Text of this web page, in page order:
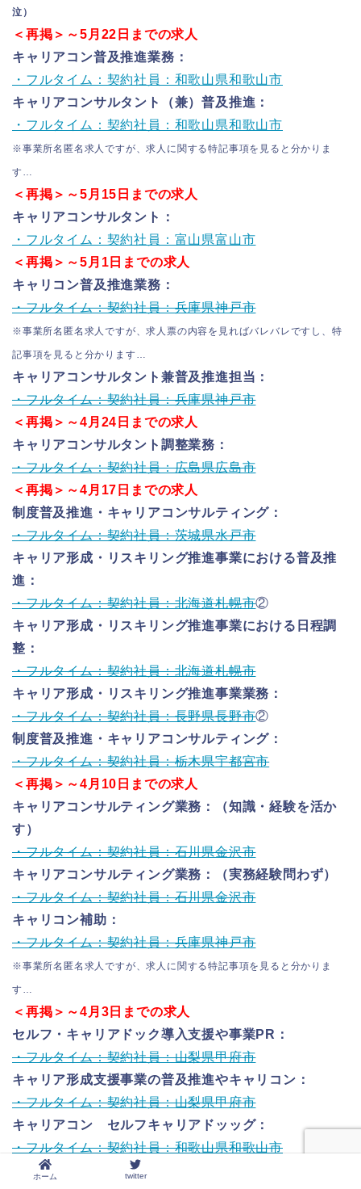
泣）
＜再掲＞～5月22日までの求人
キャリアコン普及推進業務：
・フルタイム：契約社員：和歌山県和歌山市
キャリアコンサルタント（兼）普及推進：
・フルタイム：契約社員：和歌山県和歌山市
※事業所名匿名求人ですが、求人に関する特記事項を見ると分かりま
す…
＜再掲＞～5月15日までの求人
キャリアコンサルタント：
・フルタイム：契約社員：富山県富山市
＜再掲＞～5月1日までの求人
キャリコン普及推進業務：
・フルタイム：契約社員：兵庫県神戸市
※事業所名匿名求人ですが、求人票の内容を見ればバレバレですし、特
記事項を見ると分かります…
キャリアコンサルタント兼普及推進担当：
・フルタイム：契約社員：兵庫県神戸市
＜再掲＞～4月24日までの求人
キャリアコンサルタント調整業務：
・フルタイム：契約社員：広島県広島市
＜再掲＞～4月17日までの求人
制度普及推進・キャリアコンサルティング：
・フルタイム：契約社員：茨城県水戸市
キャリア形成・リスキリング推進事業における普及推
進：
・フルタイム：契約社員：北海道札幌市②
キャリア形成・リスキリング推進事業における日程調
整：
・フルタイム：契約社員：北海道札幌市
キャリア形成・リスキリング推進事業業務：
・フルタイム：契約社員：長野県長野市②
制度普及推進・キャリアコンサルティング：
・フルタイム：契約社員：栃木県宇都宮市
＜再掲＞～4月10日までの求人
キャリアコンサルティング業務：（知識・経験を活か
す）
・フルタイム：契約社員：石川県金沢市
キャリアコンサルティング業務：（実務経験問わず）
・フルタイム：契約社員：石川県金沢市
キャリコン補助：
・フルタイム：契約社員：兵庫県神戸市
※事業所名匿名求人ですが、求人に関する特記事項を見ると分かりま
す…
＜再掲＞～4月3日までの求人
セルフ・キャリアドック導入支援や事業PR：
・フルタイム：契約社員：山梨県甲府市
キャリア形成支援事業の普及推進やキャリコン：
・フルタイム：契約社員：山梨県甲府市
キャリアコン セルフキャリアドッッグ：
・フルタイム：契約社員：和歌山県和歌山市
キャリアコンサルタント兼普及推進担当 キャリア形
ホーム twitter